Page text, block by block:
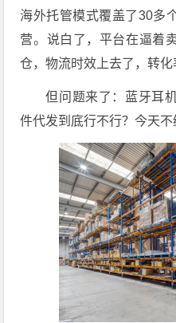
海外托管模式覆盖了30多
营。说白了，平台在逼
仓，物流时效上去了，转化
但问题来了：蓝牙耳
件代发到底行不行？今天不